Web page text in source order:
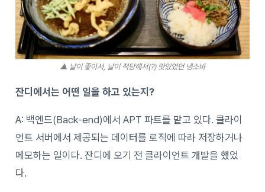
▲ 날이 좋아서, 날이 적당해서(?) 맛있었던 냉소바
잔디에서는 어떤 일을 하고 있는지?
A: 백엔드(Back-end)에서 APT 파트를 맡고 있다. 클라이
언트 서버에서 제공되는 데이터를 로직에 따라 저장하거나
메모하는 일이다. 잔디에 오기 전 클라이언트 개발을 했었
다.